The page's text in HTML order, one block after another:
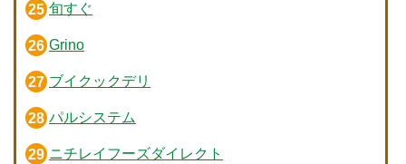
旬すぐ
Grino
ブイクックデリ
パルシステム
ニチレイフーズダイレクト